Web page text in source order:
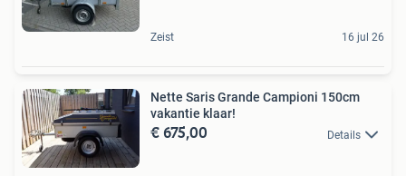
Zeist 16 jul 26
Nette Saris Grande Campioni 150cm
vakantie klaar!
€ 675,00 Details